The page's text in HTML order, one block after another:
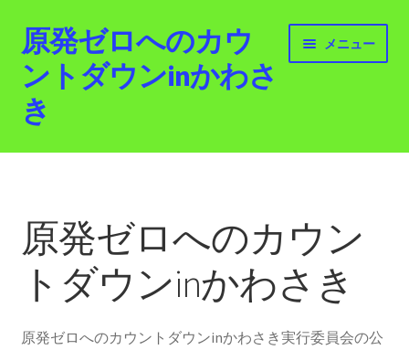
ナ
ビ
ゲ
ー
シ
キ
コ
ン
テ
ン
ツ
プ
原発ゼロへのカウ
ントダウンinかわさ
き
メニュー
ホーム
活動紹介
2012.3.11 「原発ゼロへのカウントダウンinかわさ
原発ゼロへのカウン
トダウンinかわさき
原発ゼロへのカウントダウンinかわさき実行委員会の公